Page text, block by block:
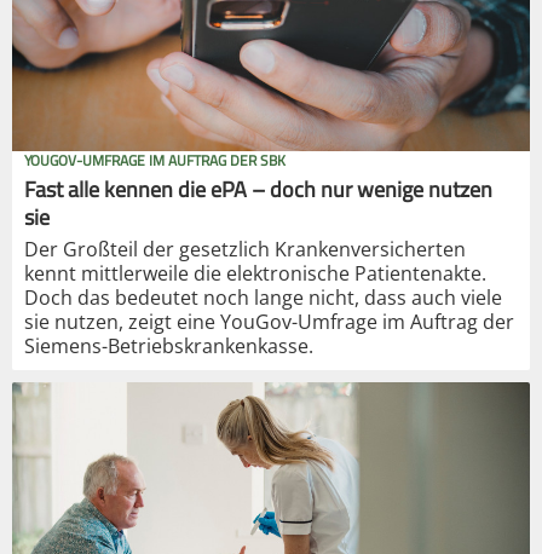
YOUGOV-UMFRAGE IM AUFTRAG DER SBK
Fast alle kennen die ePA – doch nur wenige nutzen
sie
Der Großteil der gesetzlich Krankenversicherten
kennt mittlerweile die elektronische Patientenakte.
Doch das bedeutet noch lange nicht, dass auch viele
sie nutzen, zeigt eine YouGov-Umfrage im Auftrag der
Siemens-Betriebskrankenkasse.